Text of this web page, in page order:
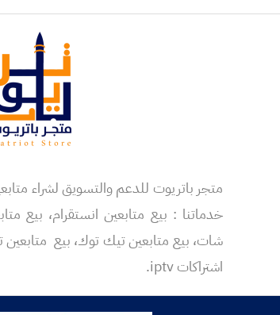
متجر باتريوت للدعم والتسويق لشراء
خدماتنا : بيع متابعين انستقرام، بيع
شات، بيع متابعين تيك توك، بيع متابعين
اشتراكات iptv.